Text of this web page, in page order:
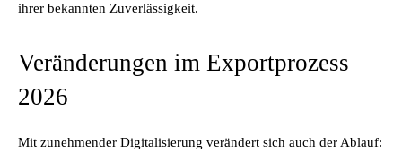
ihrer bekannten Zuverlässigkeit.
Veränderungen im Exportprozess
2026
Mit zunehmender Digitalisierung verändert sich auch der Ablauf: